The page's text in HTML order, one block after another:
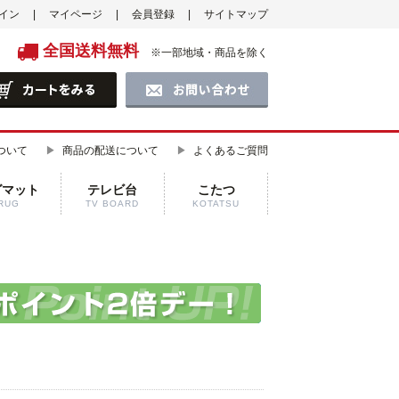
ン マイページ 会員登録 サイトマップ
全国送料無料 ※一部地域・商品を除く
いて 商品の配送について よくあるご質問
ット テレビ台
TV BOARD
こたつ
KOTATSU